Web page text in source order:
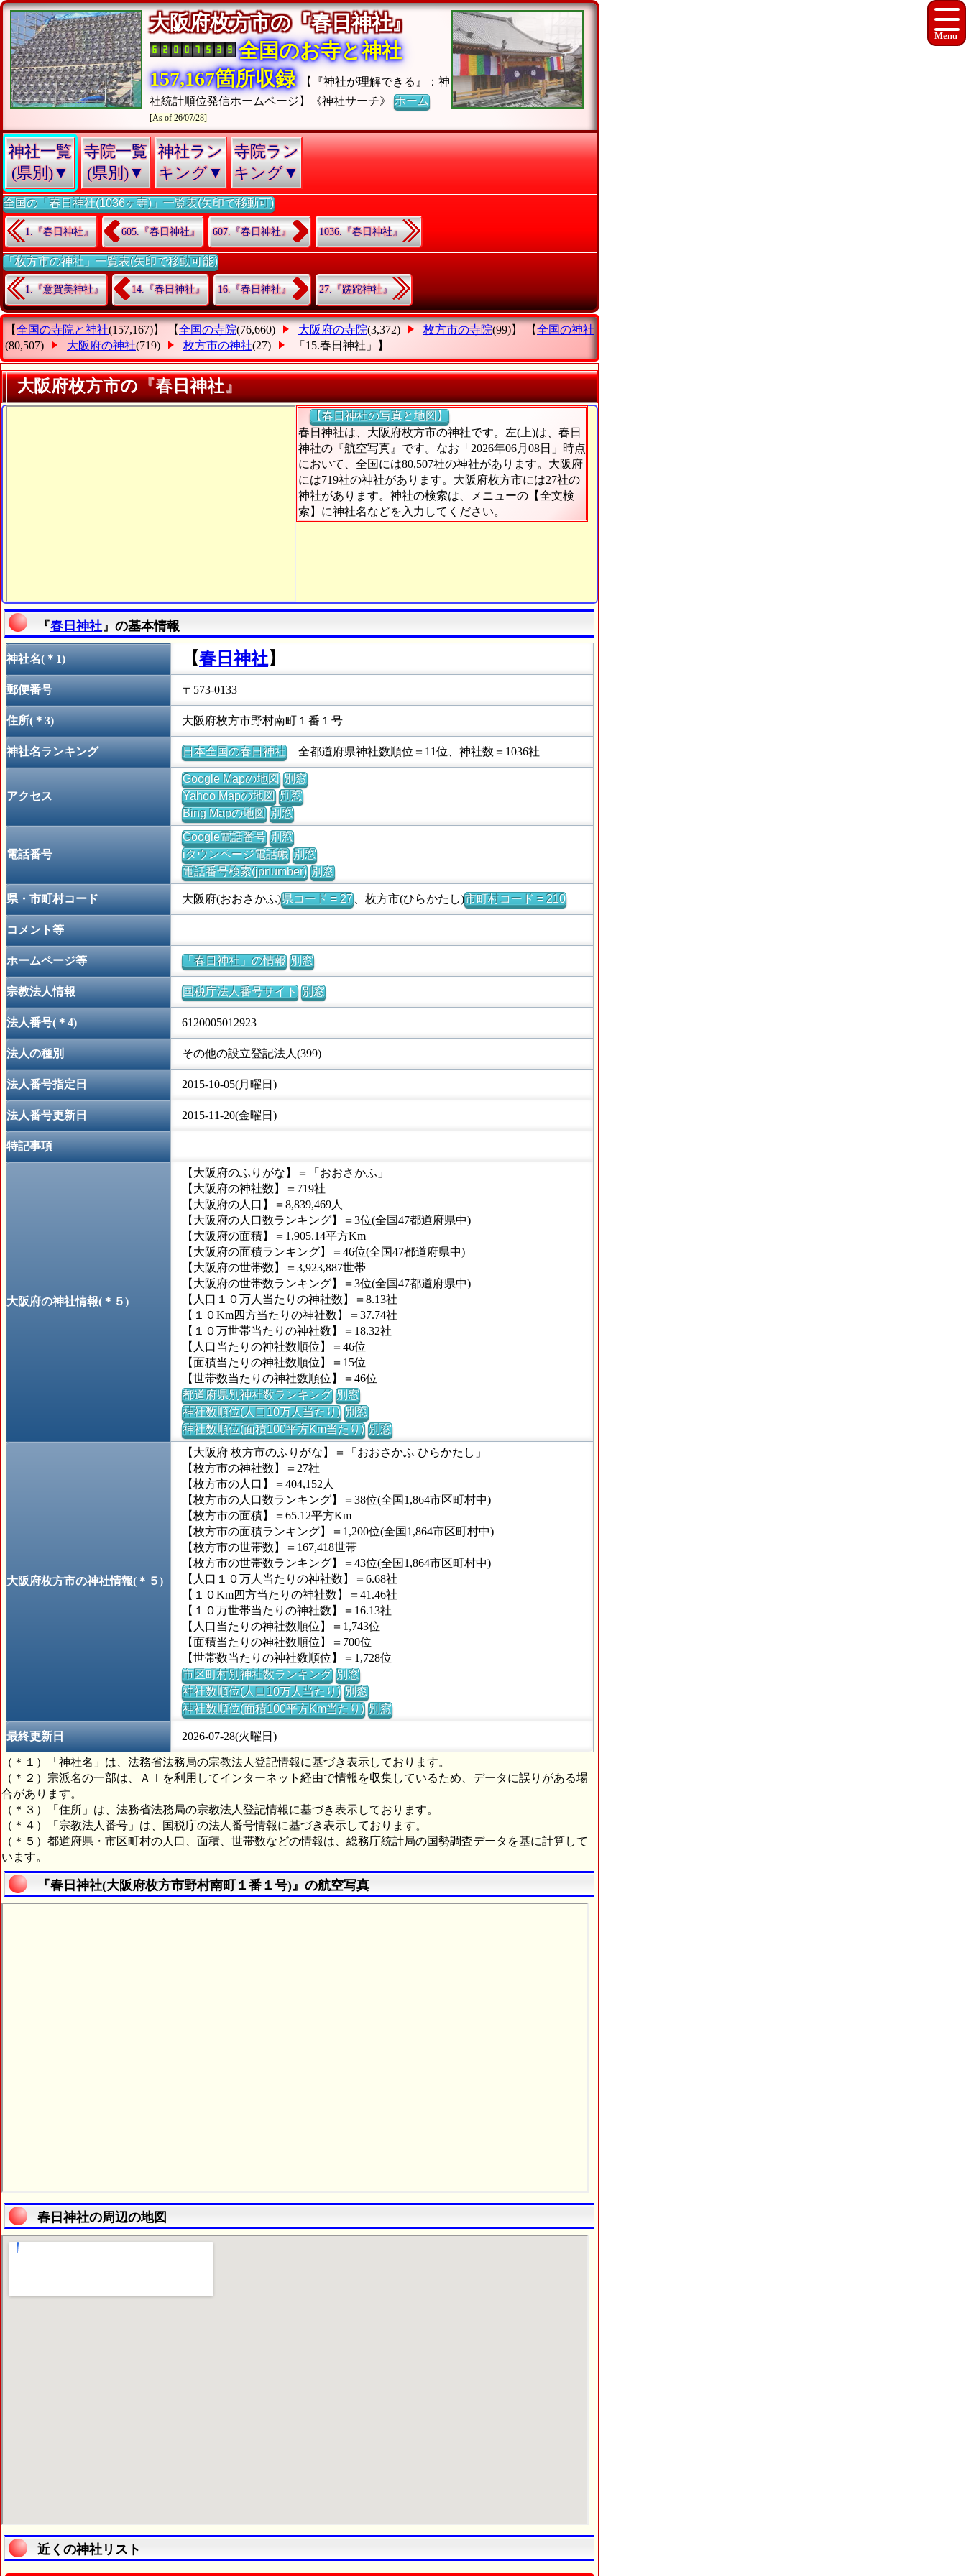
大阪府枚方市の『春日神社』
全国のお寺と神社
157,167箇所収録
【『神社が理解できる』：神
社統計順位発信ホームページ】《神社サーチ》ホーム
[As of 26/07/28]
神社一覧
(県別)▼
寺院一覧
(県別)▼
神社ラン
キング▼
寺院ラン
キング▼
全国の「春日神社(1036ヶ寺)」一覧表(矢印で移動可)
1.『春日神社』 605.『春日神社』 607.『春日神社』 1036.『春日神社』
「枚方市の神社」一覧表(矢印で移動可能)
1.『意賀美神社』 14.『春日神社』 16.『春日神社』 27.『蹉跎神社』
【全国の寺院と神社(157,167)】 【全国の寺院(76,660) 大阪府の寺院(3,372) 枚方市の寺院(99)】 【全国の神社
(80,507)
大阪府の神社(719) 枚方市の神社(27) 「15.春日神社」 】
大阪府枚方市の『春日神社』
【春日神社の写真と地図】
春日神社は、大阪府枚方市の神社です。左(上)は、春日
神社の『航空写真』です。なお「2026年06月08日」時点
において、全国には80,507社の神社があります。大阪府
には719社の神社があります。大阪府枚方市には27社の
神社があります。神社の検索は、メニューの【全文検
索】に神社名などを入力してください。
『春日神社 』の基本情報
神社名(＊1) 【春日神社】
郵便番号 〒573-0133
住所(＊3) 大阪府枚方市野村南町１番１号
神社名ランキング 日本全国の春日神社全都道府県神社数順位＝11位、神社数＝1036社
アクセス
Google Mapの地図 別窓
Yahoo Mapの地図 別窓
Bing Mapの地図 別窓
電話番号
Google電話番号 別窓
iタウンページ電話帳 別窓
電話番号検索(jpnumber) 別窓
県・市町村コード 大阪府(おおさかふ)県コード = 27、枚方市(ひらかたし)市町村コード = 210
コメント等
ホームページ等 「春日神社」の情報 別窓
宗教法人情報 国税庁法人番号サイト 別窓
法人番号(＊4) 6120005012923
法人の種別 その他の設立登記法人(399)
法人番号指定日 2015-10-05(月曜日)
法人番号更新日 2015-11-20(金曜日)
特記事項
大阪府の神社情報(＊５)
【大阪府のふりがな】＝「おおさかふ」
【大阪府の神社数】＝719社
【大阪府の人口】＝8,839,469人
【大阪府の人口数ランキング】＝3位(全国47都道府県中)
【大阪府の面積】＝1,905.14平方Km
【大阪府の面積ランキング】＝46位(全国47都道府県中)
【大阪府の世帯数】＝3,923,887世帯
【大阪府の世帯数ランキング】＝3位(全国47都道府県中)
【人口１０万人当たりの神社数】＝8.13社
【１０Km四方当たりの神社数】＝37.74社
【１０万世帯当たりの神社数】＝18.32社
【人口当たりの神社数順位】＝46位
【面積当たりの神社数順位】＝15位
【世帯数当たりの神社数順位】＝46位
都道府県別神社数ランキング 別窓
神社数順位(人口10万人当たり) 別窓
神社数順位(面積100平方Km当たり) 別窓
大阪府枚方市の神社情報(＊５)
【大阪府 枚方市のふりがな】＝「おおさかふ ひらかたし」
【枚方市の神社数】＝27社
【枚方市の人口】＝404,152人
【枚方市の人口数ランキング】＝38位(全国1,864市区町村中)
【枚方市の面積】＝65.12平方Km
【枚方市の面積ランキング】＝1,200位(全国1,864市区町村中)
【枚方市の世帯数】＝167,418世帯
【枚方市の世帯数ランキング】＝43位(全国1,864市区町村中)
【人口１０万人当たりの神社数】＝6.68社
【１０Km四方当たりの神社数】＝41.46社
【１０万世帯当たりの神社数】＝16.13社
【人口当たりの神社数順位】＝1,743位
【面積当たりの神社数順位】＝700位
【世帯数当たりの神社数順位】＝1,728位
市区町村別神社数ランキング 別窓
神社数順位(人口10万人当たり) 別窓
神社数順位(面積100平方Km当たり) 別窓
最終更新日 2026-07-28(火曜日)
（＊１）「神社名」は、法務省法務局の宗教法人登記情報に基づき表示しております。
（＊２）宗派名の一部は、ＡＩを利用してインターネット経由で情報を収集しているため、データに誤りがある場
合があります。
（＊３）「住所」は、法務省法務局の宗教法人登記情報に基づき表示しております。
（＊４）「宗教法人番号」は、国税庁の法人番号情報に基づき表示しております。
（＊５）都道府県・市区町村の人口、面積、世帯数などの情報は、総務庁統計局の国勢調査データを基に計算して
います。
『春日神社(大阪府枚方市野村南町１番１号)』の航空写真
春日神社の周辺の地図
近くの神社リスト